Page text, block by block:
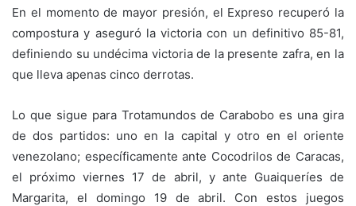
En el momento de mayor presión, el Expreso recuperó la
compostura y aseguró la victoria con un definitivo 85-81,
definiendo su undécima victoria de la presente zafra, en la
que lleva apenas cinco derrotas.
Lo que sigue para Trotamundos de Carabobo es una gira
de dos partidos: uno en la capital y otro en el oriente
venezolano; específicamente ante Cocodrilos de Caracas,
el próximo viernes 17 de abril, y ante Guaiqueríes de
Margarita, el domingo 19 de abril. Con estos juegos